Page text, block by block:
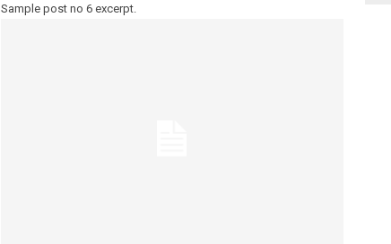
Sample post no 6 excerpt.